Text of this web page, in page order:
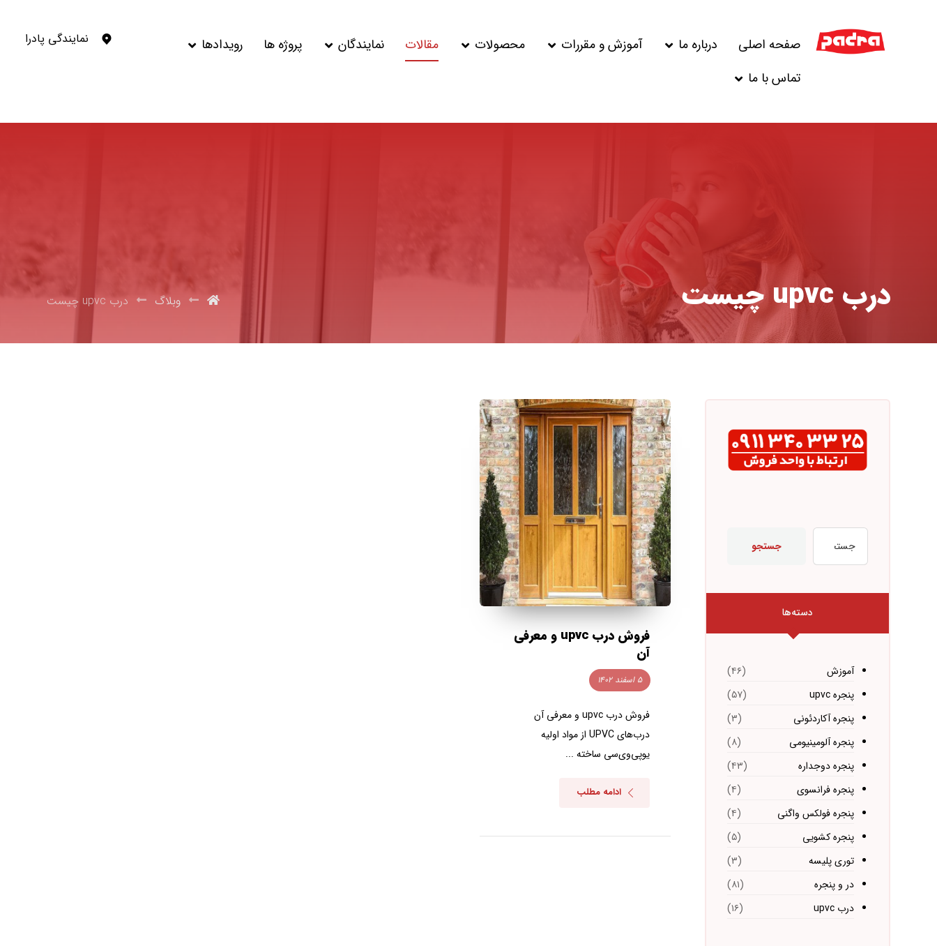
صفحه اصلی درباره ما آموزش و مقررات محصولات مقالات نمایندگان پروژه ها
رویدادها
تماس با ما
نمایندگی پادرا
درب upvc چیست وبلاگ درب upvc چیست
فروش درب upvc و معرفی
آن
۵ اسفند ۱۴۰۲
فروش درب upvc و معرفی آن
درب‌های UPVC از مواد اولیه
یوپی‌وی‌سی ساخته‌ ...
ادامه مطلب
جستجو
دسته‌ها
آموزش
(۴۶)
پنجره upvc
(۵۷)
پنجره آکاردئونی
(۳)
پنجره آلومینیومی
(۸)
پنجره دوجداره
(۴۳)
پنجره فرانسوی
(۴)
پنجره فولکس واگنی
(۴)
پنجره کشویی
(۵)
توری پلیسه
(۳)
در و پنجره
(۸۱)
درب upvc
(۱۶)